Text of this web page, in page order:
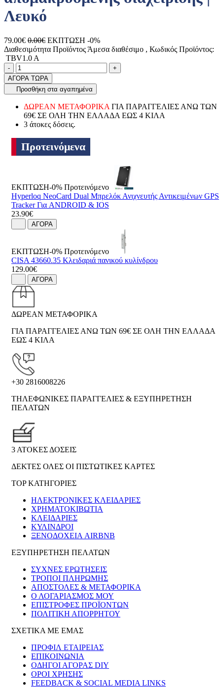
Λευκό
79.00€ 0.00€ ΕΚΠΤΩΣΗ -0%
Διαθεσιμότητα Προϊόντος Άμεσα διαθέσιμο , Κωδικός Προϊόντος:
TBV1.0 A
Ποσότητα
-product.increase.quantity +
ΑΓΟΡΑ ΤΩΡΑ
Προσθήκη στα αγαπημένα
ΔΩΡΕΑΝ ΜΕΤΑΦΟΡΙΚΑ ΓΙΑ ΠΑΡΑΓΓΕΛΙΕΣ ΑΝΩ ΤΩΝ
69€ ΣΕ ΟΛΗ ΤΗΝ ΕΛΛΑΔΑ ΕΩΣ 4 ΚΙΛΑ
3 άτοκες δόσεις.
Προτεινόμενα
ΕΚΠΤΩΣΗ-0% Προτεινόμενο
Hyperloq NeoCard Dual Μπρελόκ Ανιχνευτής Αντικειμένων GPS
Tracker Για ANDROID & IOS
23.90€
ΑΓΟΡΑ
ΕΚΠΤΩΣΗ-0% Προτεινόμενο
CISA 43660.35 Κλειδαριά πανικού κυλίνδρου
129.00€
ΑΓΟΡΑ
ΔΩΡΕΑΝ ΜΕΤΑΦΟΡΙΚΑ
ΓΙΑ ΠΑΡΑΓΓΕΛΙΕΣ ΑΝΩ ΤΩΝ 69€ ΣΕ ΟΛΗ ΤΗΝ ΕΛΛΑΔΑ
ΕΩΣ 4 ΚΙΛΑ
+30 2816008226
ΤΗΛΕΦΩΝΙΚΕΣ ΠΑΡΑΓΓΕΛΙΕΣ & ΕΞΥΠΗΡΕΤΗΣΗ
ΠΕΛΑΤΩΝ
3 ΑΤΟΚΕΣ ΔΟΣΕΙΣ
ΔΕΚΤΕΣ ΟΛΕΣ ΟΙ ΠΙΣΤΩΤΙΚΕΣ ΚΑΡΤΕΣ
TOP ΚΑΤΗΓΟΡΙΕΣ
ΗΛΕΚΤΡΟΝΙΚΈΣ ΚΛΕΙΔΑΡΙΈΣ
ΧΡΗΜΑΤΟΚΙΒΏΤΙΑ
ΚΛΕΙΔΑΡΙΈΣ
ΚΎΛΙΝΔΡΟΙ
ΞΕΝΟΔΟΧΕΊΑ AIRBNB
ΕΞΥΠΗΡΕΤΗΣΗ ΠΕΛΑΤΩΝ
ΣΥΧΝΕΣ ΕΡΩΤΗΣΕΙΣ
ΤΡΟΠΟΙ ΠΛΗΡΩΜΗΣ
ΑΠΟΣΤΟΛΕΣ & ΜΕΤΑΦΟΡΙΚΑ
Ο ΛΟΓΑΡΙΑΣΜΟΣ ΜΟΥ
ΕΠΙΣΤΡΟΦΕΣ ΠΡΟΪΟΝΤΩΝ
ΠΟΛΙΤΙΚΗ ΑΠΟΡΡΗΤΟΥ
ΣΧΕΤΙΚΑ ΜΕ ΕΜΑΣ
ΠΡΟΦΙΛ ΕΤΑΙΡΕΙΑΣ
ΕΠΙΚΟΙΝΩΝΙΑ
ΟΔΗΓΟΙ ΑΓΟΡΑΣ DIY
ΟΡΟΙ ΧΡΗΣΗΣ
FEEDBACK & SOCIAL MEDIA LINKS